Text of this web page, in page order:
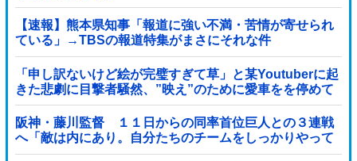
【速報】熊本県知事「報道に強い不満・苦情が寄せられ
ている」→TBSの報道特集がまさにそれな件
「申し訳ないけど絵が完璧すぎて草」と某Youtuberに起
きた悲劇に目撃者騒然、”映え”のために愛車をを停めて
撮影していたら……
阪神・藤川監督 １１日からの同率首位巨人との３連戦
へ「敵は内にあり。自分たちのチームをしっかりやって
いく」他